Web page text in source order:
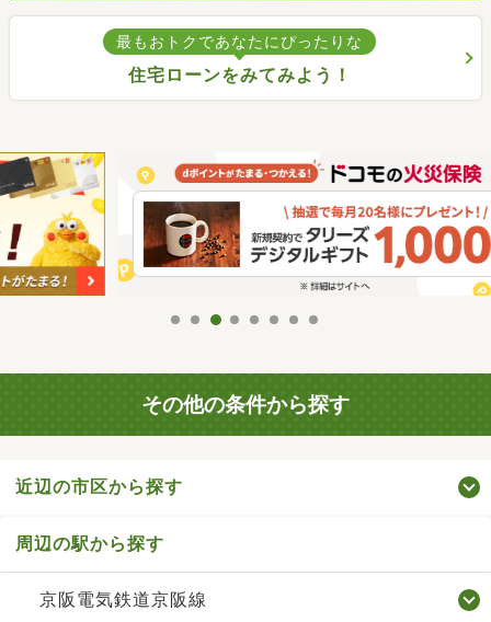
最もおトクであなたにぴったりな
住宅ローンをみてみよう！
その他の条件から探す
近辺の市区から探す
周辺の駅から探す
京阪電気鉄道京阪線